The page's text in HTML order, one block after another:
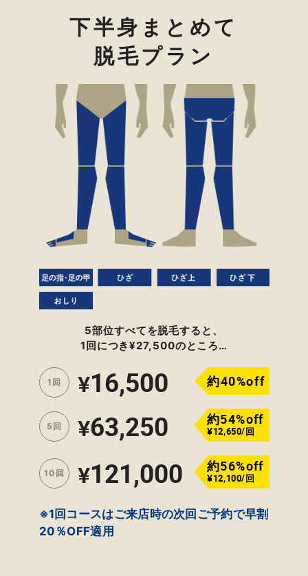
下半身まとめて
脱毛プラン
5部位すべてを脱毛すると、
1回につき¥27,500のところ…
1回 ¥16,500 約40%off
5回 ¥63,250 約54%off
¥12,650/回
10回 ¥121,000 約56%off
¥12,100/回
※1回コースはご来店時の次回ご予約で早割
20％OFF適用